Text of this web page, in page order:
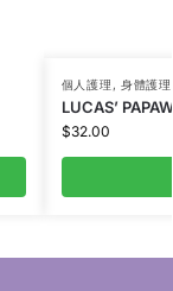
個人護理 , 身體護理
LUCAS’
$32.00